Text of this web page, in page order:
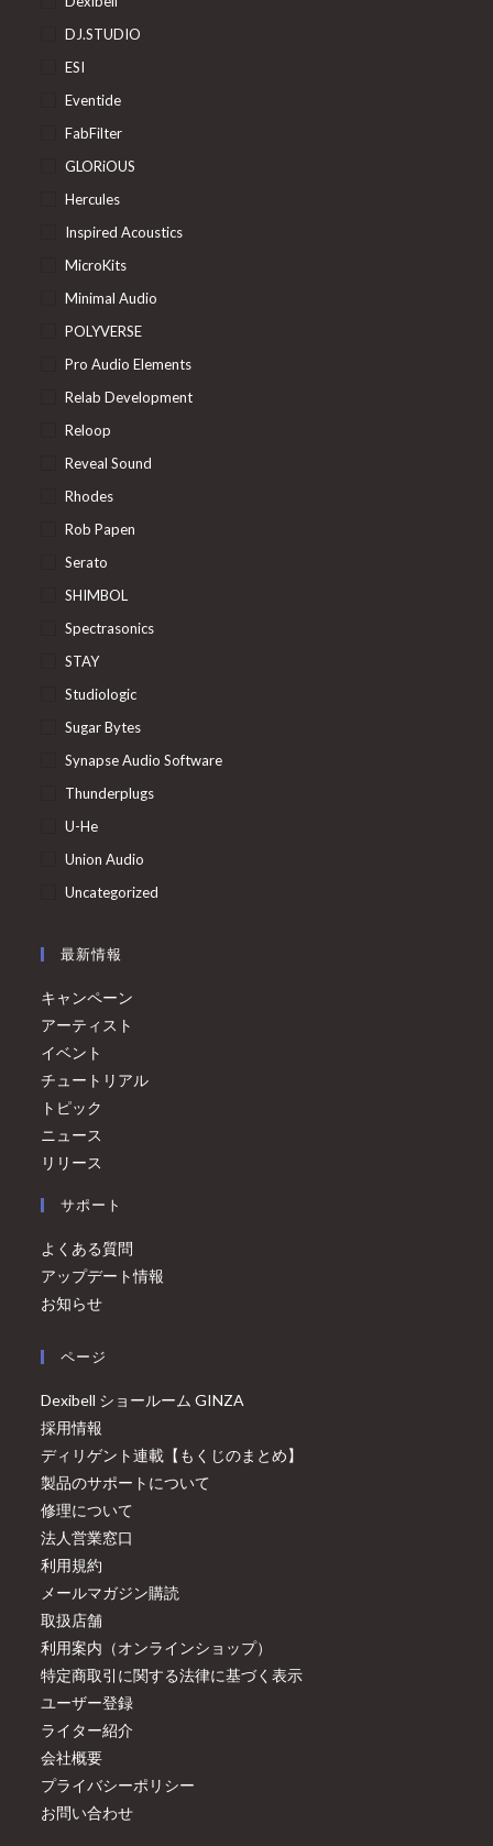
DJ.STUDIO
ESI
Eventide
FabFilter
GLORiOUS
Hercules
Inspired Acoustics
MicroKits
Minimal Audio
POLYVERSE
Pro Audio Elements
Relab Development
Reloop
Reveal Sound
Rhodes
Rob Papen
Serato
SHIMBOL
Spectrasonics
STAY
Studiologic
Sugar Bytes
Synapse Audio Software
Thunderplugs
U-He
Union Audio
Uncategorized
最新情報
キャンペーン
アーティスト
イベント
チュートリアル
トピック
ニュース
リリース
サポート
よくある質問
アップデート情報
お知らせ
ページ
Dexibell ショールーム GINZA
採用情報
ディリゲント連載【もくじのまとめ】
製品のサポートについて
修理について
法人営業窓口
利用規約
メールマガジン購読
取扱店舗
利用案内（オンラインショップ）
特定商取引に関する法律に基づく表示
ユーザー登録
ライター紹介
会社概要
プライバシーポリシー
お問い合わせ